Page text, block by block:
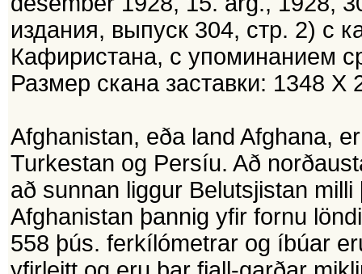
издания, выпуск 304, стр. 2) с
Кафиристана, с упоминанием
Размер скана заставки: 1348 Х
Afghanistan, eða land Afghana,
Turkestan og Persíu. Að
að sunnan liggur Belutsjistan
Afghanistan þannig yfir fornu
558 þús. ferkílómetrar og íbúar